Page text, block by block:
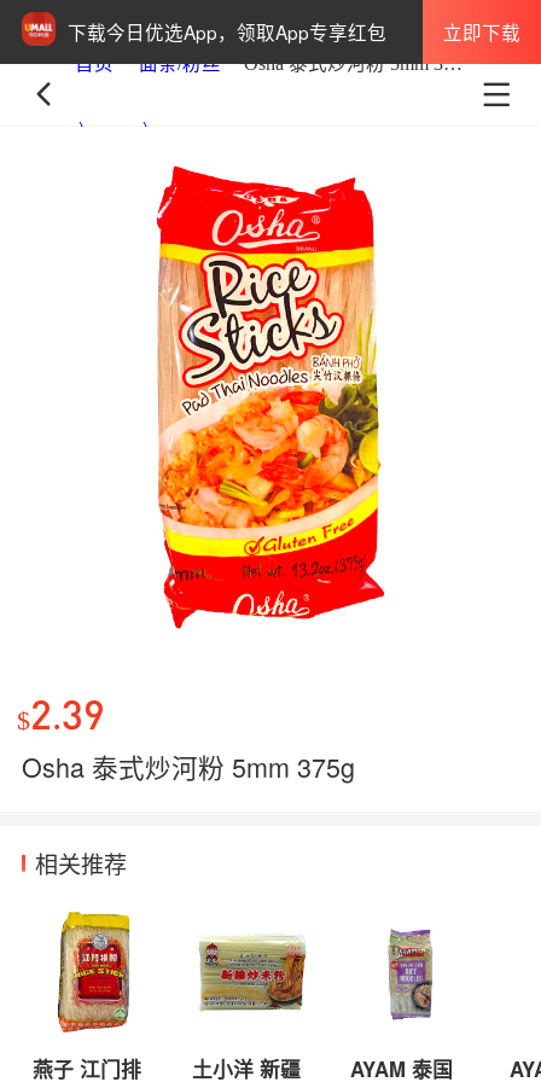
下载今日优选App，领取App专享红包 立即下载
首页 面条/粉丝 Osha 泰式炒河粉 5mm 375g
$2.39
Osha 泰式炒河粉 5mm 375g
相关推荐
燕子 江门排
土小洋 新疆
AYAM 泰国